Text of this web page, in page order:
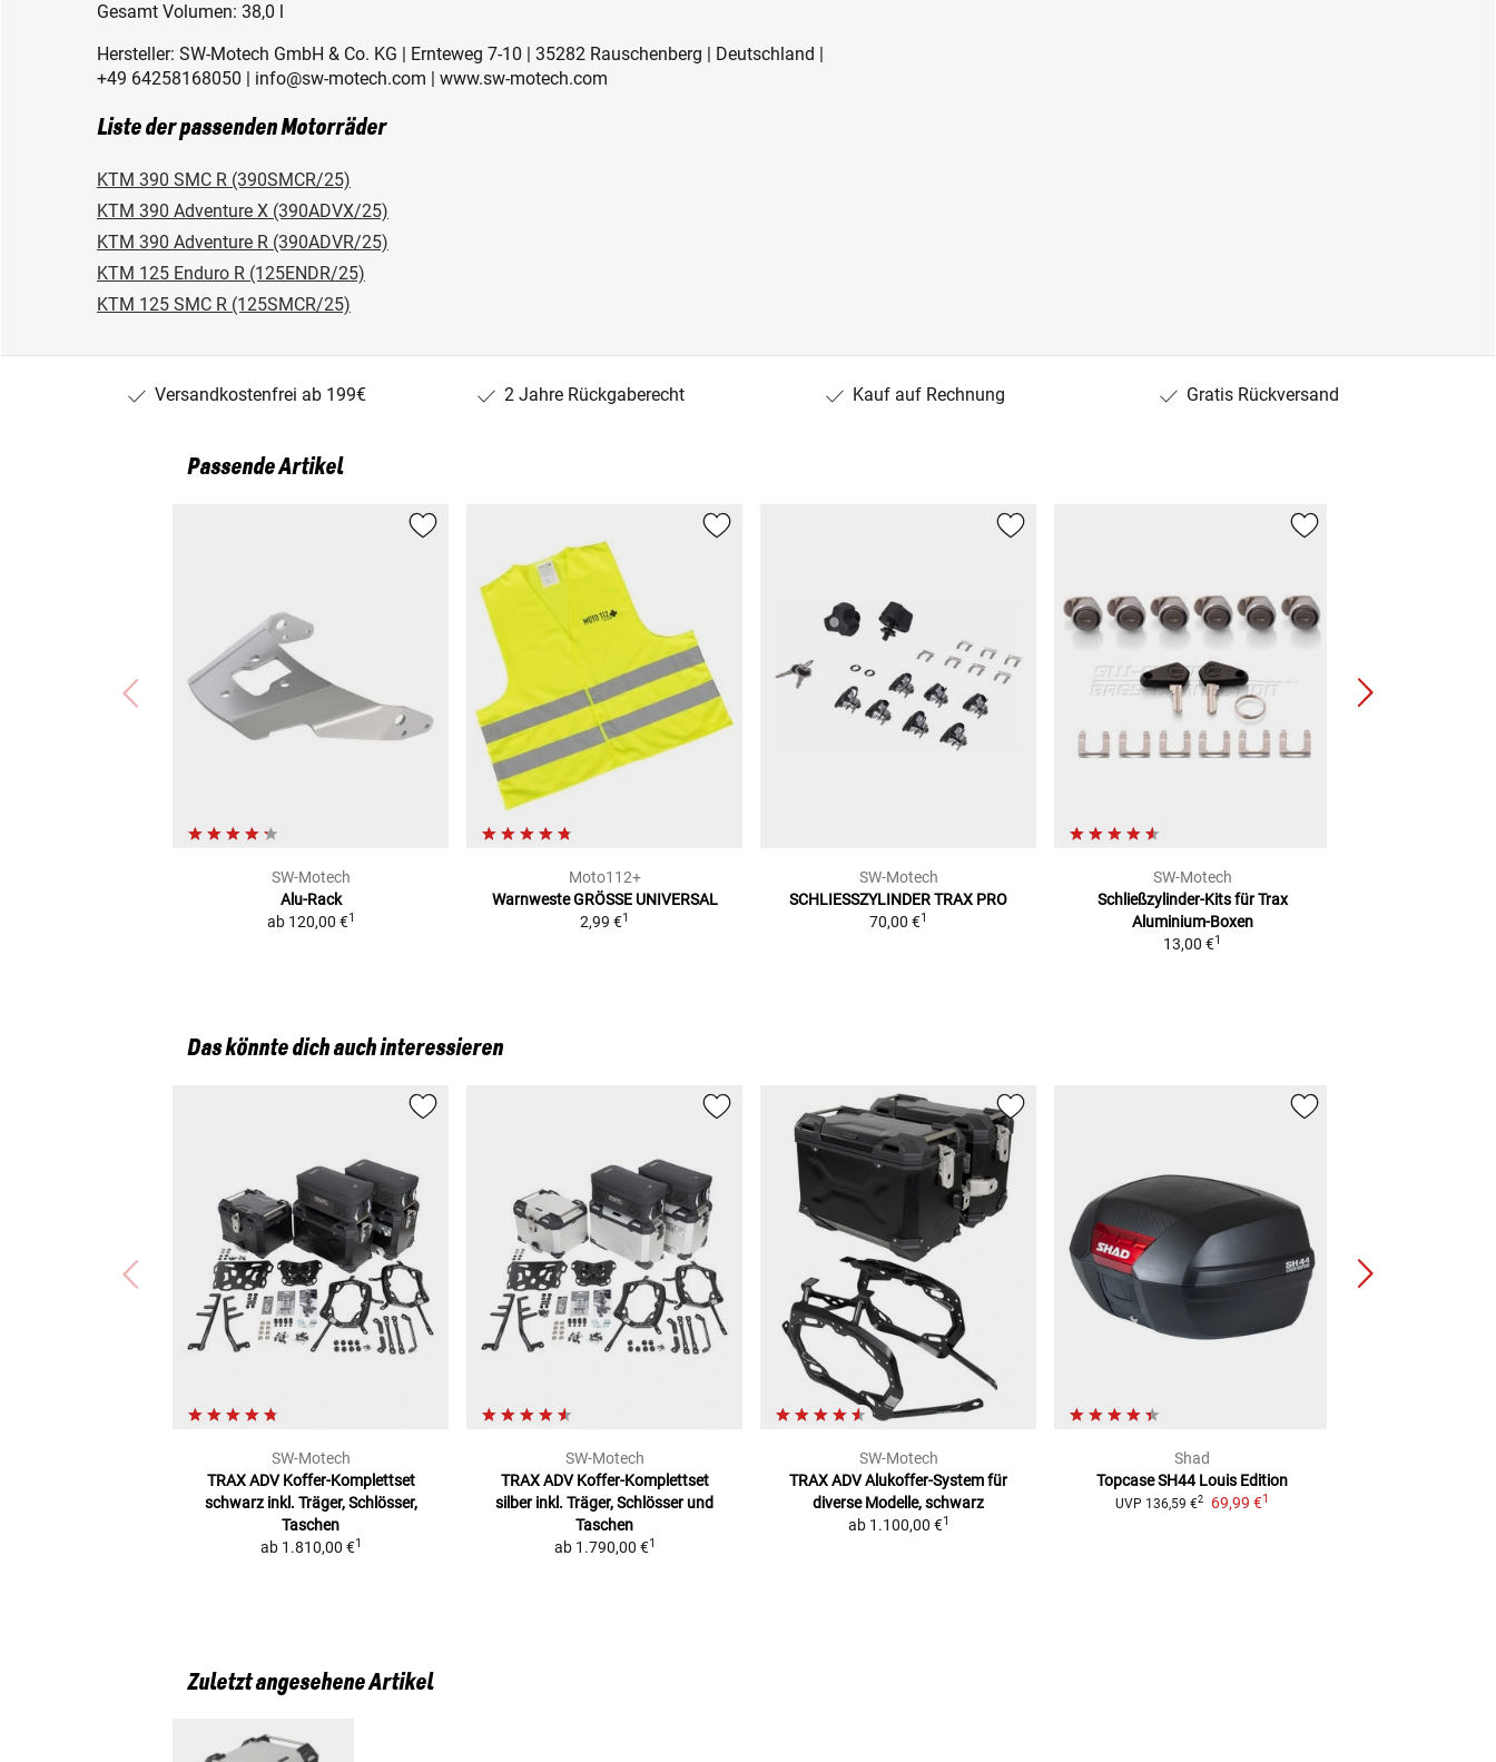
Gesamt Volumen: 38,0 l
Hersteller: SW-Motech GmbH & Co. KG | Ernteweg 7-10 | 35282 Rauschenberg | Deutschland |
+49 64258168050 | info@sw-motech.com | www.sw-motech.com
Liste der passenden Motorräder
KTM 390 SMC R (390SMCR/25)
KTM 390 Adventure X (390ADVX/25)
KTM 390 Adventure R (390ADVR/25)
KTM 125 Enduro R (125ENDR/25)
KTM 125 SMC R (125SMCR/25)
Versandkostenfrei ab 199€ 2 Jahre Rückgaberecht Kauf auf Rechnung Gratis Rückversand
Passende Artikel
SW-Motech
Alu-Rack
ab 120,00 €1
Moto112+
Warnweste GRÖSSE UNIVERSAL
2,99 €1
SW-Motech
SCHLIESSZYLINDER TRAX PRO
70,00 €1
SW-Motech
Schließzylinder-Kits für Trax
Aluminium-Boxen
13,00 €1
Das könnte dich auch interessieren
SW-Motech
TRAX ADV Koffer-Komplettset
schwarz inkl. Träger, Schlösser,
Taschen
ab 1.810,00 €1
SW-Motech
TRAX ADV Koffer-Komplettset
silber inkl. Träger, Schlösser und
Taschen
ab 1.790,00 €1
SW-Motech
TRAX ADV Alukoffer-Systemfür
diverse Modelle, schwarz
ab 1.100,00 €1
Shad
Topcase SH44 Louis Edition
UVP 136,59 €2 69,99 €1
Zuletzt angesehene Artikel